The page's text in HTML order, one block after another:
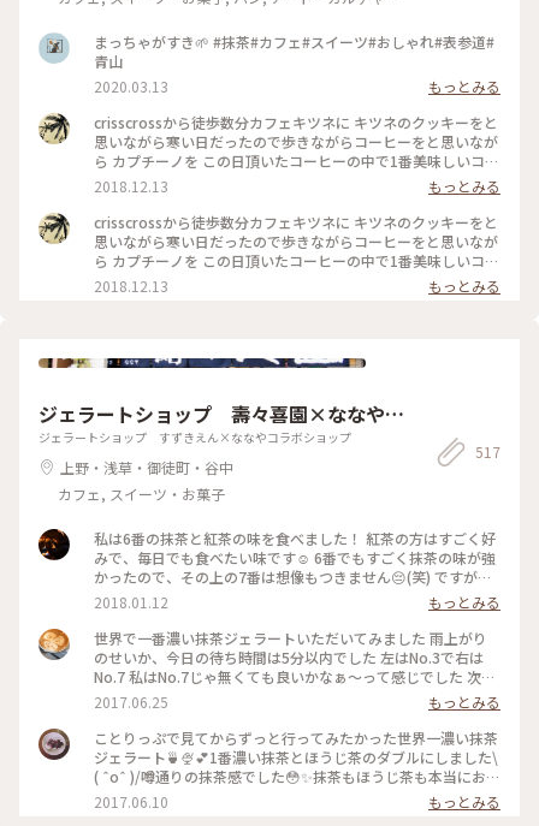
まっちゃがすき🌱 #抹茶#カフェ#スイーツ#おしゃれ#表参道#
青山
2020.03.13
もっとみる
crisscrossから徒歩数分カフェキツネに キツネのクッキーをと
思いながら寒い日だったので歩きながらコーヒーをと思いなが
ら カプチーノを この日頂いたコーヒーの中で1番美味しいコー
ヒーでした 店内も清潔感 綺麗な空間 #わたしの街#カフェ巡り
2018.12.13
もっとみる
crisscrossから徒歩数分カフェキツネに キツネのクッキーをと
思いながら寒い日だったので歩きながらコーヒーをと思いなが
ら カプチーノを この日頂いたコーヒーの中で1番美味しいコー
ヒーでした 店内も清潔感 綺麗な空間 #わたしの街#カフェ巡り
2018.12.13 もっとみる
ジェラートショップ 壽々喜園×ななやコ
ラボショップ
ジェラートショップ すずきえん×ななやコラボショップ
上野・浅草・御徒町・谷中
カフェ, スイーツ・お菓子
517
私は6番の抹茶と紅茶の味を食べました！ 紅茶の方はすごく好
みで、毎日でも食べたい味です☺️ 6番でもすごく抹茶の味が強
かったので、その上の7番は想像もつきません😔(笑) ですが、
抹茶好きな人にはとってもオススメです👌🏻浅草観光がてらお店
に立ち寄られてはどうでしょう👧🏻💗 #和スイーツ #ジェラー
ト #寿々喜園 #ななや
2018.01.12
もっとみる
世界で一番濃い抹茶ジェラートいただいてみました 雨上がり
のせいか、今日の待ち時間は5分以内でした 左はNo.3で右は
No.7 私はNo.7じゃ無くても良いかなぁ〜って感じでした 次回
はNo.4かNo.5を試してみたいなぁ〜
2017.06.25
もっとみる
ことりっぷで見てからずっと行ってみたかった世界一濃い抹茶
ジェラート🍵🍨💕1番濃い抹茶とほうじ茶のダブルにしました\
( ˆoˆ )/噂通りの抹茶感でした😳✨抹茶もほうじ茶も本当にお茶
そのもののジェラートで美味しかったです😌💓土曜のお昼過ぎ
で、行列ができていました💦でも行く価値ありです♪ #壽々喜
2017.06.10 もっとみる